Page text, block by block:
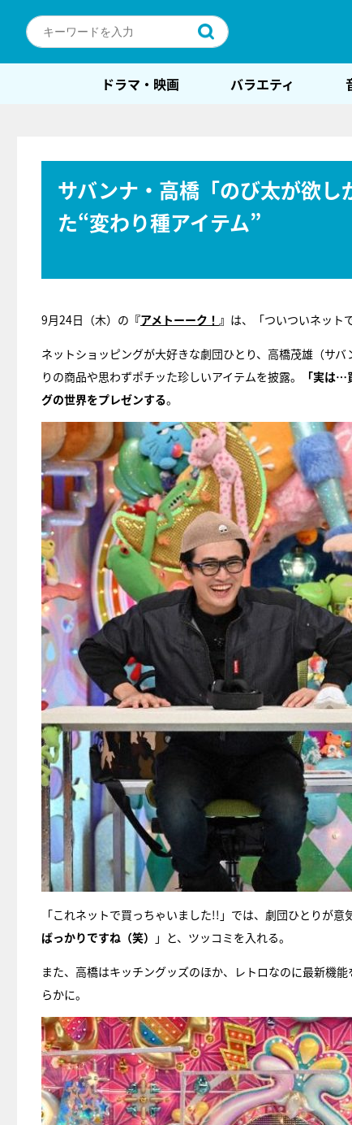
ドラマ・映画 バラエティ
サバンナ・高橋「のび太が欲
た“変わり種アイテム”
9月24日（木）の 『アメトーーク！ 』 は、「ついついネット
ネットショッピングが大好きな劇団ひとり、高橋茂雄（サ
りの商品や思わずポチッた珍しいアイテムを披露。
「実は
グの世界をプレゼンする。
「これネットで買っちゃいました!!」では、劇団ひとりが
ばっかりですね（笑） 」と、ツッコミを入れる。
また、高橋はキッチングッズのほか、レトロなのに最新機
らかに。